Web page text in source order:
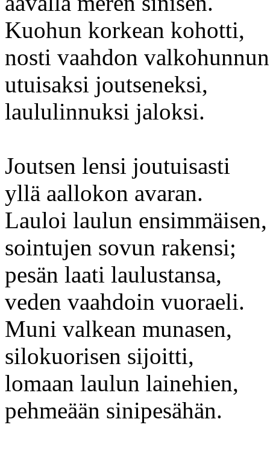
Kuohun korkean kohotti,
nosti vaahdon valkohunnun
utuisaksi joutseneksi,
laululinnuksi jaloksi.
Joutsen lensi joutuisasti
yllä aallokon avaran.
Lauloi laulun ensimmäisen,
sointujen sovun rakensi;
pesän laati laulustansa,
veden vaahdoin vuoraeli.
Muni valkean munasen,
silokuorisen sijoitti,
lomaan laulun lainehien,
pehmeään sinipesähän.